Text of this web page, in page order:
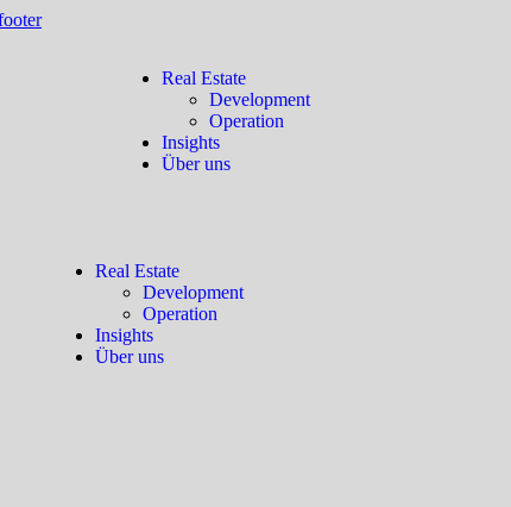
Real Estate
Development
Operation
Insights
Über uns
Real Estate
Development
Operation
Insights
Über uns